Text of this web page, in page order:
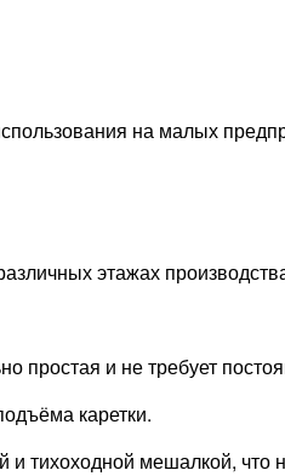
на малых
этажах
простая и не требует
каретки.
мешалкой, что